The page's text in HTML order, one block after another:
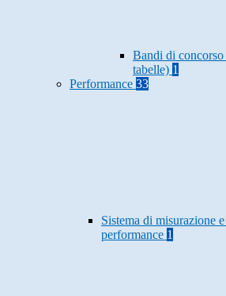
Bandi di
tabelle) 1
Performance 33
Sistema di misurazione
performance 1